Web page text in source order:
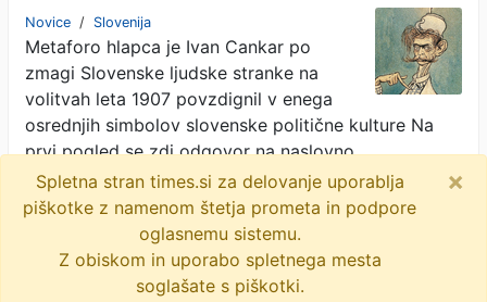
Novice / Slovenija
Metaforo hlapca je Ivan Cankar po
zmagi Slovenske ljudske stranke na
volitvah leta 1907 povzdignil v enega
osrednjih simbolov slovenske politične kulture Na
prvi pogled se zdi odgovor na naslovno
…· Reporter · 2d
objavi tvitaj
Spletna stran times.si za delovanje uporablja
piškotke z namenom štetja prometa in podpore
oglasnemu sistemu.
Z obiskom in uporabo spletnega mesta
soglašate s piškotki.
×